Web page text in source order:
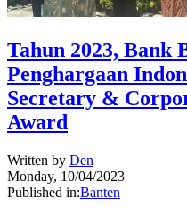
Tahun 2023, Bank
Penghargaan
Secretary &
Award
Written by Den
Monday, 10/04/2023
Published in:Banten